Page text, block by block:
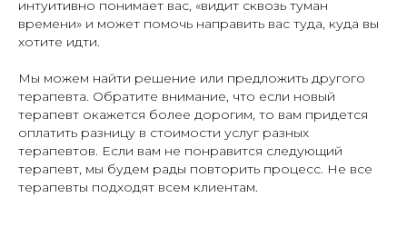
интуитивно понимает вас, «видит сквозь туман
времени» и может помочь направить вас туда, куда вы
хотите идти.
Мы можем найти решение или предложить другого
терапевта. Обратите внимание, что если новый
терапевт окажется более дорогим, то вам придется
оплатить разницу в стоимости услуг разных
терапевтов. Если вам не понравится следующий
терапевт, мы будем рады повторить процесс. Не все
терапевты подходят всем клиентам.